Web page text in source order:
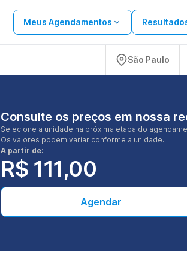
Meus Agendamentos
São Paulo
Consulte os preços em nossa
Selecione a unidade na próxima etapa do
Os valores podem variar conforme a unidade.
A partir de:
R$ 111,00
Agendar